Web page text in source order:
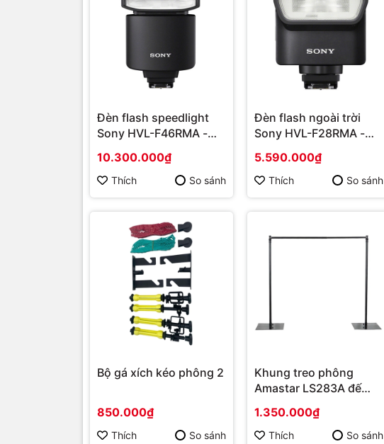
Đèn flash speedlight
Sony HVL-F46RMA -
10.300.000₫
Thích So sánh
Đèn flash ngoài trời
Sony HVL-F28RMA -
5.590.000₫
Thích So sánh
Bộ gá xích kéo phông 2
850.000₫
Thích So sánh
Khung treo phông
Amastar LS283A đế
1.350.000₫
Thích So sánh